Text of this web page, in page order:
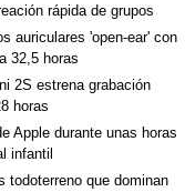
rápida de grupos
auriculares 'open-ear' con
32,5 horas
2S estrena grabación
horas
Apple durante unas horas
infantil
todoterreno que dominan